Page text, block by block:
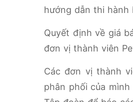
hướng dẫn thi hành
Quyết định về giá
đơn vị thành viên
Các đơn vị thành
phân phối của